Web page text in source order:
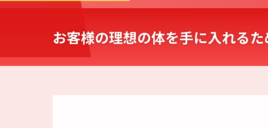
お客様の理想の体を手に入れる